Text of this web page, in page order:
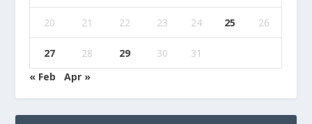
20 21 22 23 24 25 26
27 28 29 30
31
« Feb
Apr »